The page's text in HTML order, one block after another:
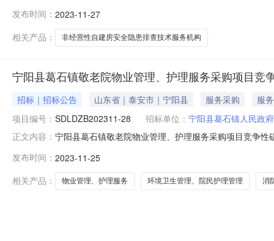
安市宁阳县葛石镇非经营性自建房安全隐患排查技术服
非经营性
发布时间： 2023-11-27
相关产品：
非经营性自建房安全隐患排查技术服务机构
宁阳县葛石镇敬老院物业管理、护理服务采购项目竞
招标｜招标公告 山东省｜泰安市｜宁阳县 服务采购
服务
项目编号： SDLDZB202311-28 招标单位： 宁阳县葛石镇人民政府
正文内容： 宁阳县葛石镇敬老院物业管理、护理服务采购项目竞争
内容：宁阳县葛石镇敬老院物业管理、护理服务采购项
法》第二十二条的规定，具有独立
发布时间： 2023-11-25
相关产品：
物业管理、护理服务 环境卫生管理、院民护理管理 消